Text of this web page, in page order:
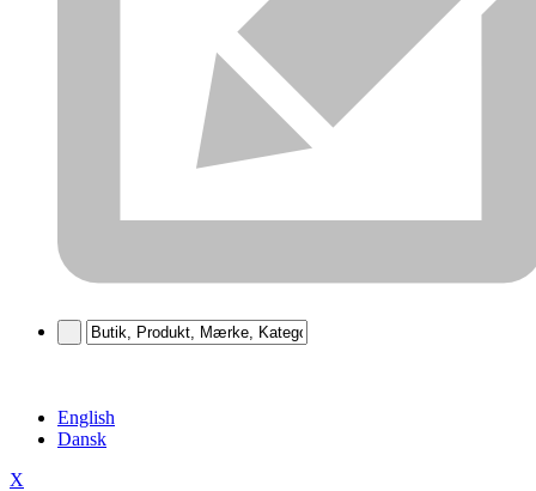
English
Dansk
X